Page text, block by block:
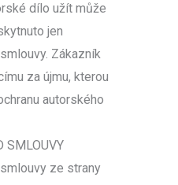
dílo užít může
jen
Zákazník
za újmu, kterou
autorského
SMLOUVY
ze strany